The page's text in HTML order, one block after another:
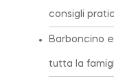
consigli
Barboncino
tutta la